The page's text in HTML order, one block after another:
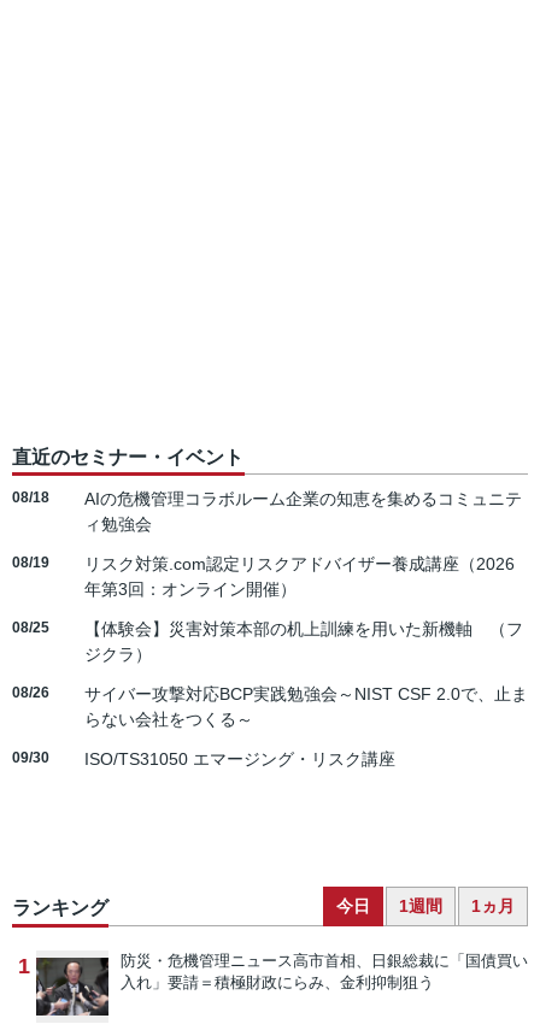
直近のセミナー・イベント
08/18
AIの危機管理コラボルーム企業の知恵を集めるコミュニテ
ィ勉強会
08/19
リスク対策.com認定リスクアドバイザー養成講座（2026
年第3回：オンライン開催）
08/25
【体験会】災害対策本部の机上訓練を用いた新機軸 （フ
ジクラ）
08/26
サイバー攻撃対応BCP実践勉強会～NIST CSF 2.0で、止ま
らない会社をつくる～
09/30 ISO/TS31050 エマージング・リスク講座
ランキング 今日 1週間 1ヵ月
1 防災・危機管理ニュース高市首相、日銀総裁に「国債買い
入れ」要請＝積極財政にらみ、金利抑制狙う